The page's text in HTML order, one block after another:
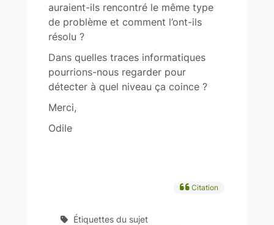
auraient-ils rencontré le même type
de problème et comment l’ont-ils
résolu ?
Dans quelles traces informatiques
pourrions-nous regarder pour
détecter à quel niveau ça coince ?
Merci,
Odile
Citation
Étiquettes du sujet